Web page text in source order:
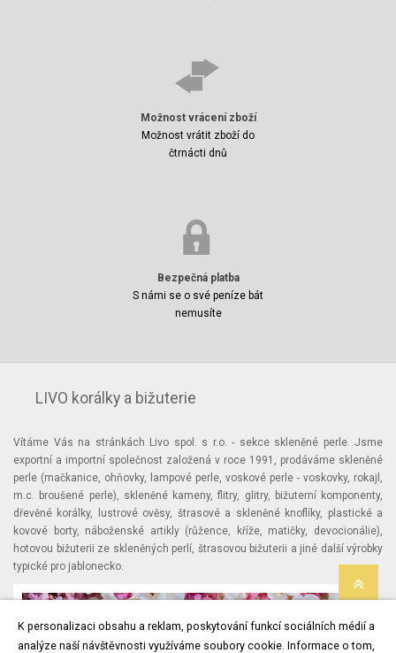
K personalizaci obsahu a reklam, poskytování funkcí sociálních médií a
analýze naší návštěvnosti využíváme soubory cookie. Informace o tom,
Možnost vrácení zboží
Možnost vrátit zboží do
čtrnácti dnů
Bezpečná platba
S námi se o své peníze bát
nemusíte
LIVO korálky a bižuterie
Vítáme Vás na stránkách Livo spol. s r.o. - sekce skleněné perle. Jsme
exportní a importní společnost založená v roce 1991, prodáváme skleněné
perle (mačkanice, ohňovky, lampové perle, voskové perle - voskovky, rokajl,
m.c. broušené perle), skleněné kameny, flitry, glitry, bižuterní komponenty,
dřevěné korálky, lustrové ověsy, štrasové a skleněné knoflíky, plastické a
kovové borty, náboženské artikly (růžence, kříže, matičky, devocionálie),
hotovou bižuterii ze skleněných perlí, štrasovou bižuterii a jiné další výrobky
typické pro jablonecko.